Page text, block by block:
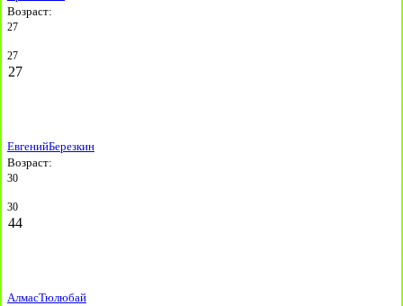
Возраст:
27
27
27
ЕвгенийБерезкин
Возраст:
30
30
44
АлмасТюлюбай